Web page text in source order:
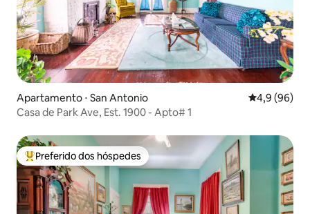
Apartamento ⋅ San Antonio 4,9 de uma
4,9 (96)
Casa de Park Ave, Est. 1900 - Apto# 1
Entre os melhores preferidos dos hóspedes
Preferido dos hóspedes